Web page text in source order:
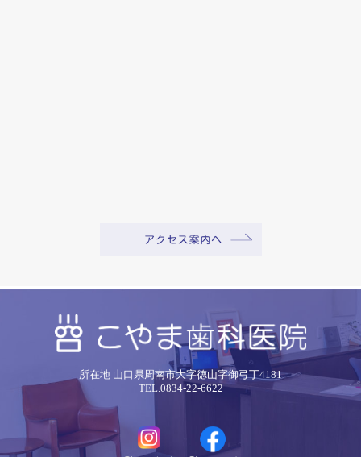
所在地 山口県周南市大字徳山字御弓丁4181
TEL.0834-22-6622